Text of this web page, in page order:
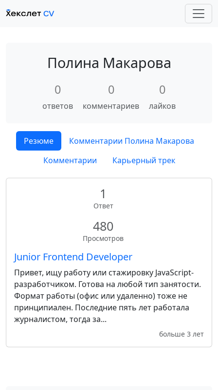
Полина Макарова
0
ответов
0
комментариев
0
лайков
Резюме
Комментарии Полина Макарова
Комментарии
Карьерный трек
1
Ответ
480
Просмотров
Junior Frontend Developer
Привет, ищу работу или стажировку JavaScript-
разработчиком. Готова на любой тип занятости.
Формат работы (офис или удаленно) тоже не
принципиален. Последние пять лет работала
журналистом, тогда за...
больше 3 лет